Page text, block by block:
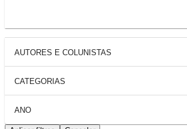
AUTORES E COLUNISTAS
CATEGORIAS
ANO